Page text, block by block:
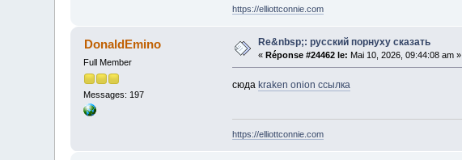
https://elliottconnie.com
DonaldEmino
Full Member
Messages: 197
Re&nbsp;: русский порнуху сказать
«Réponse #24462 le: Mai 10, 2026, 09:44:08 am »
сюда kraken onion ссылка
https://elliottconnie.com